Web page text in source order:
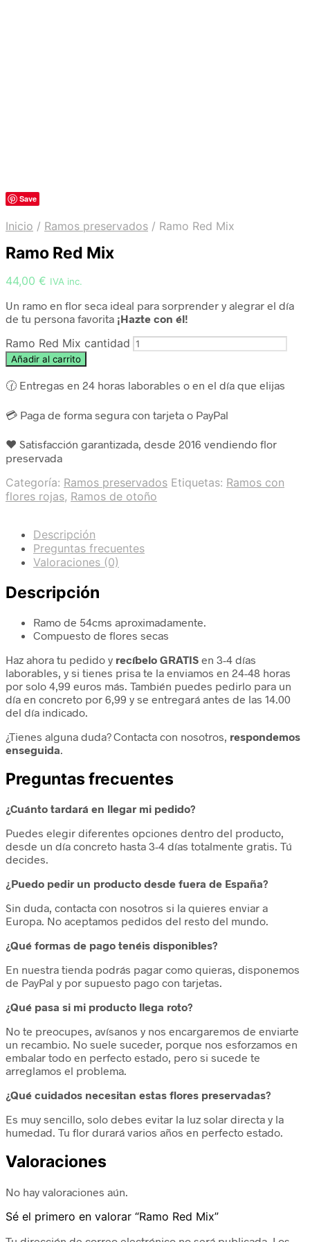
Save
Inicio / Ramos preservados / Ramo Red Mix
Ramo Red Mix
44,00 € IVA inc.
Un ramo en flor seca ideal para sorprender y alegrar el día
de tu persona favorita ¡Hazte con él!
Ramo Red Mix cantidad
Añadir al carrito
🕜 Entregas en 24 horas laborables o en el día que elijas
💳 Paga de forma segura con tarjeta o PayPal
❤️ Satisfacción garantizada, desde 2016 vendiendo flor
preservada
Categoría: Ramos preservados Etiquetas: Ramos con
flores rojas, Ramos de otoño
Descripción
Preguntas frecuentes
Valoraciones (0)
Descripción
Ramo de 54cms aproximadamente.
Compuesto de flores secas
Haz ahora tu pedido y recíbelo GRATIS en 3-4 días
laborables, y si tienes prisa te la enviamos en 24-48 horas
por solo 4,99 euros más. También puedes pedirlo para un
día en concreto por 6,99 y se entregará antes de las 14.00
del día indicado.
¿Tienes alguna duda? Contacta con nosotros, respondemos
enseguida.
Preguntas frecuentes
¿Cuánto tardará en llegar mi pedido?
Puedes elegir diferentes opciones dentro del producto,
desde un día concreto hasta 3-4 días totalmente gratis. Tú
decides.
¿Puedo pedir un producto desde fuera de España?
Sin duda, contacta con nosotros si la quieres enviar a
Europa. No aceptamos pedidos del resto del mundo.
¿Qué formas de pago tenéis disponibles?
En nuestra tienda podrás pagar como quieras, disponemos
de PayPal y por supuesto pago con tarjetas.
¿Qué pasa si mi producto llega roto?
No te preocupes, avísanos y nos encargaremos de enviarte
un recambio. No suele suceder, porque nos esforzamos en
embalar todo en perfecto estado, pero si sucede te
arreglamos el problema.
¿Qué cuidados necesitan estas flores preservadas?
Es muy sencillo, solo debes evitar la luz solar directa y la
humedad. Tu flor durará varios años en perfecto estado.
Valoraciones
No hay valoraciones aún.
Sé el primero en valorar “Ramo Red Mix”